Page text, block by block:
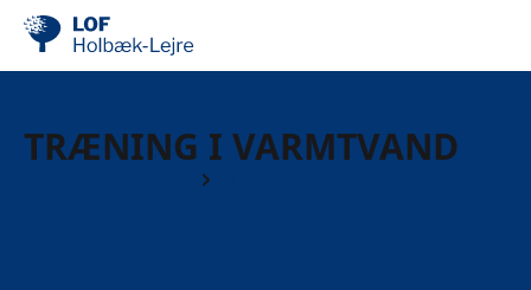
TRÆNING I VARMTVAND